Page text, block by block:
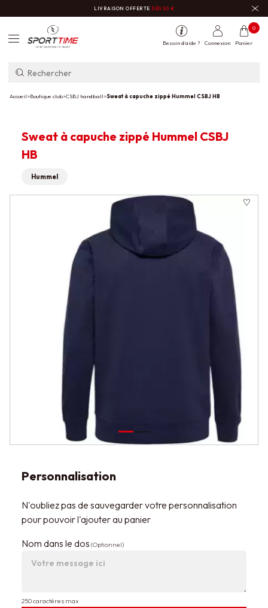
LIVRAISON OFFERTE DÈS 50 €
Besoin d'aide ? Connexion Panier
0
Accueil>Boutique club>CSBJ handball>Sweat à capuche zippé Hummel CSBJ HB
Personnalisation
N'oubliez pas de sauvegarder votre personnalisation
pour pouvoir l'ajouter au panier
Nom dans le dos (Optionnel)
250 caractères max
Sweat à capuche zippé Hummel CSBJ
HB
Hummel